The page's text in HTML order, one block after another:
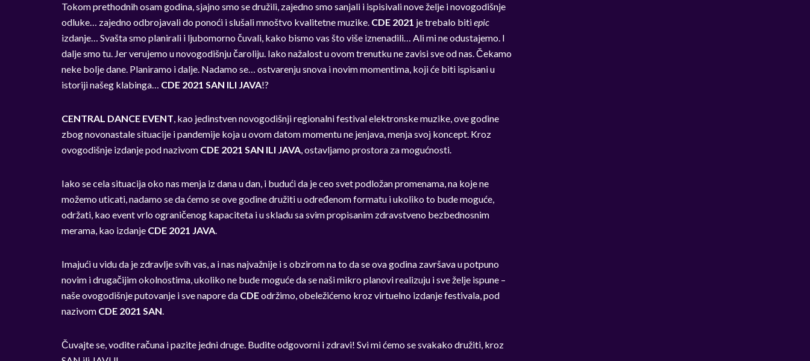
Tokom prethodnih osam godina, sjajno smo se družili, zajedno smo sanjali i ispisivali nove želje i novogodišnje
odluke… zajedno odbrojavali do ponoći i slušali mnoštvo kvalitetne muzike. CDE 2021 je trebalo bitiepic
izdanje… Svašta smo planirali i ljubomorno čuvali, kako bismo vas što više iznenadili… Ali mi ne odustajemo. I
dalje smo tu. Jer verujemo u novogodišnju čaroliju. Iako nažalost u ovom trenutku ne zavisi sve od nas. Čekamo
neke bolje dane. Planiramo i dalje. Nadamo se… ostvarenju snova i novim momentima, koji će biti ispisani u
istoriji našeg klabinga… CDE 2021 SAN ILI JAVA!?
CENTRAL DANCE EVENT, kao jedinstven novogodišnji regionalni festival elektronske muzike, ove godine
zbog novonastale situacije i pandemije koja u ovom datom momentu ne jenjava, menja svoj koncept. Kroz
ovogodišnje izdanje pod nazivom CDE 2021 SAN ILI JAVA, ostavljamo prostora za mogućnosti.
Iako se cela situacija oko nas menja iz dana u dan, i budući da je ceo svet podložan promenama, na koje ne
možemo uticati, nadamo se da ćemo se ove godine družiti u određenom formatu i ukoliko to bude moguće,
održati, kao event vrlo ograničenog kapaciteta i u skladu sa svim propisanim zdravstveno bezbednosnim
merama, kao izdanje CDE 2021 JAVA.
Imajući u vidu da je zdravlje svih vas, a i nas najvažnije i s obzirom na to da se ova godina završava u potpuno
novim i drugačijim okolnostima, ukoliko ne bude moguće da se naši mikro planovi realizuju i sve želje ispune –
naše ovogodišnje putovanje i sve napore da CDEodržimo, obeležićemo kroz virtuelno izdanje festivala, pod
nazivom CDE 2021 SAN.
Čuvajte se, vodite računa i pazite jedni druge. Budite odgovorni i zdravi! Svi mi ćemo se svakako družiti, kroz